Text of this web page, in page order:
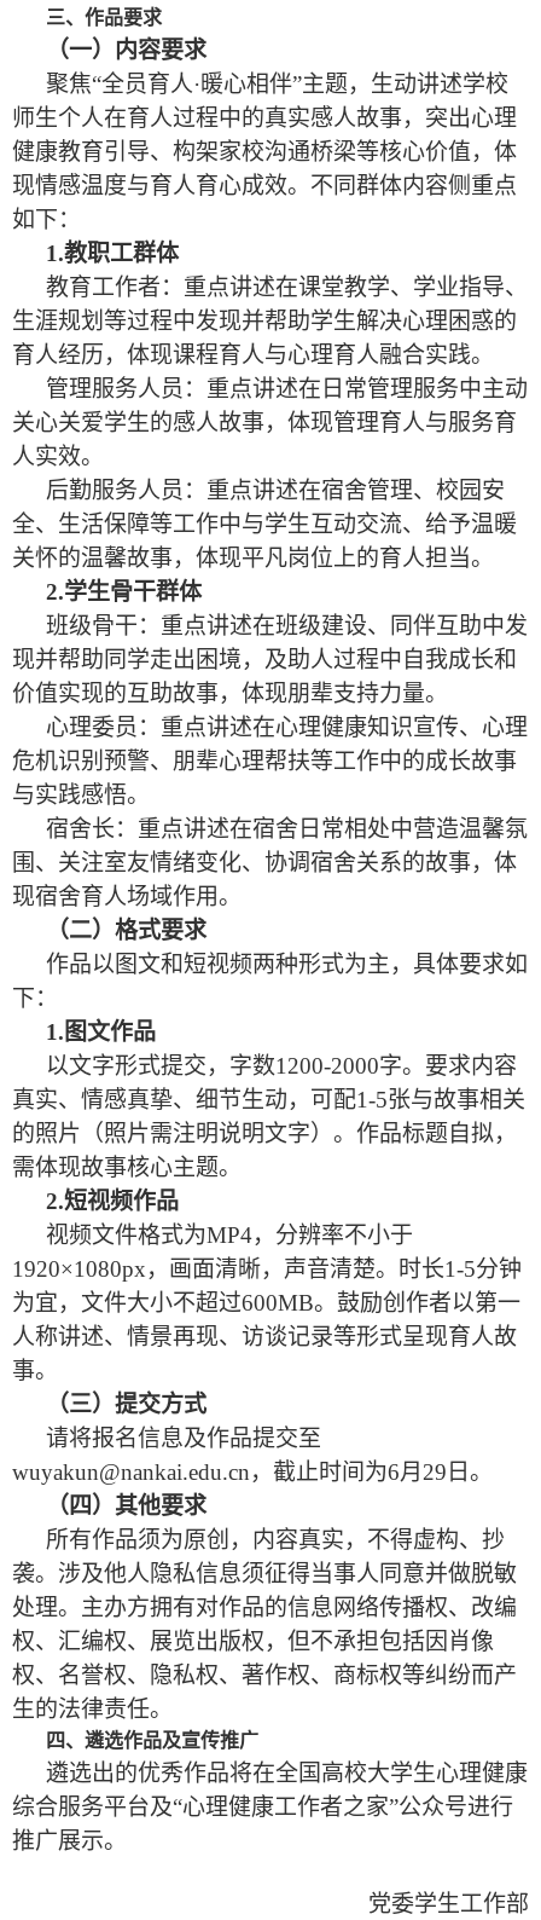
三、作品要求
（一）内容要求
聚焦“全员育人·暖心相伴”主题，生动讲述学校
师生个人在育人过程中的真实感人故事，突出心理
健康教育引导、构架家校沟通桥梁等核心价值，体
现情感温度与育人育心成效。不同群体内容侧重点
如下：
1.教职工群体
教育工作者：重点讲述在课堂教学、学业指导、
生涯规划等过程中发现并帮助学生解决心理困惑的
育人经历，体现课程育人与心理育人融合实践。
管理服务人员：重点讲述在日常管理服务中主动
关心关爱学生的感人故事，体现管理育人与服务育
人实效。
后勤服务人员：重点讲述在宿舍管理、校园安
全、生活保障等工作中与学生互动交流、给予温暖
关怀的温馨故事，体现平凡岗位上的育人担当。
2.学生骨干群体
班级骨干：重点讲述在班级建设、同伴互助中发
现并帮助同学走出困境，及助人过程中自我成长和
价值实现的互助故事，体现朋辈支持力量。
心理委员：重点讲述在心理健康知识宣传、心理
危机识别预警、朋辈心理帮扶等工作中的成长故事
与实践感悟。
宿舍长：重点讲述在宿舍日常相处中营造温馨氛
围、关注室友情绪变化、协调宿舍关系的故事，体
现宿舍育人场域作用。
（二）格式要求
作品以图文和短视频两种形式为主，具体要求如
下：
1.图文作品
以文字形式提交，字数1200-2000字。要求内容
真实、情感真挚、细节生动，可配1-5张与故事相关
的照片（照片需注明说明文字）。作品标题自拟，
需体现故事核心主题。
2.短视频作品
视频文件格式为MP4，分辨率不小于
1920×1080px，画面清晰，声音清楚。时长1-5分钟
为宜，文件大小不超过600MB。鼓励创作者以第一
人称讲述、情景再现、访谈记录等形式呈现育人故
事。
（三）提交方式
请将报名信息及作品提交至
wuyakun@nankai.edu.cn，截止时间为6月29日。
（四）其他要求
所有作品须为原创，内容真实，不得虚构、抄
袭。涉及他人隐私信息须征得当事人同意并做脱敏
处理。主办方拥有对作品的信息网络传播权、改编
权、汇编权、展览出版权，但不承担包括因肖像
权、名誉权、隐私权、著作权、商标权等纠纷而产
生的法律责任。
四、遴选作品及宣传推广
遴选出的优秀作品将在全国高校大学生心理健康
综合服务平台及“心理健康工作者之家”公众号进行
推广展示。
党委学生工作部